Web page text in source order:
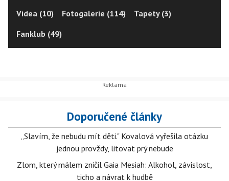
Videa (10) Fotogalerie (114)
Tapety (3)
Fanklub (49)
Doporučené články
„Slavím, že nebudu mít děti." Kovalová vyřešila otázku
jednou provždy, litovat prý nebude
Zlom, který málem zničil Gaia Mesiah: Alkohol, závislost,
ticho a návrat k hudbě